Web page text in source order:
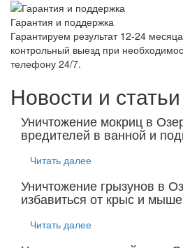
Гарантия и поддержка
Гарантируем результат 12-24
контрольный выезд при
телефону 24/7.
Новости и статьи
Уничтожение мокриц в
вредителей в ванной и
Читать далее
Уничтожение грызунов в
избавиться от крыс и
Читать далее